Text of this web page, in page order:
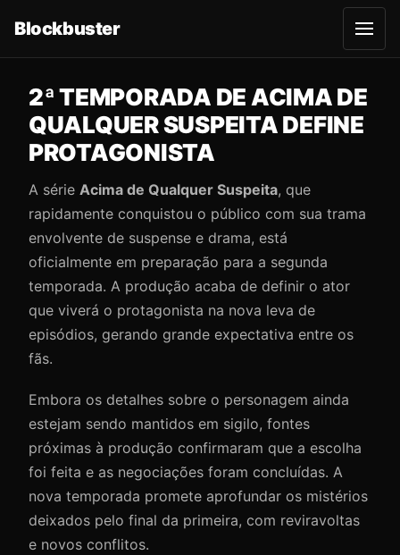
Blockbuster
A
b
r
r
m
e
n
2ª TEMPORADA DE ACIMA DE
QUALQUER SUSPEITA DEFINE
PROTAGONISTA
A série Acima de Qualquer Suspeita, que
rapidamente conquistou o público com sua trama
envolvente de suspense e drama, está
oficialmente em preparação para a segunda
temporada. A produção acaba de definir o ator
que viverá o protagonista na nova leva de
episódios, gerando grande expectativa entre os
fãs.
Embora os detalhes sobre o personagem ainda
estejam sendo mantidos em sigilo, fontes
próximas à produção confirmaram que a escolha
foi feita e as negociações foram concluídas. A
nova temporada promete aprofundar os mistérios
deixados pelo final da primeira, com reviravoltas
e novos conflitos.